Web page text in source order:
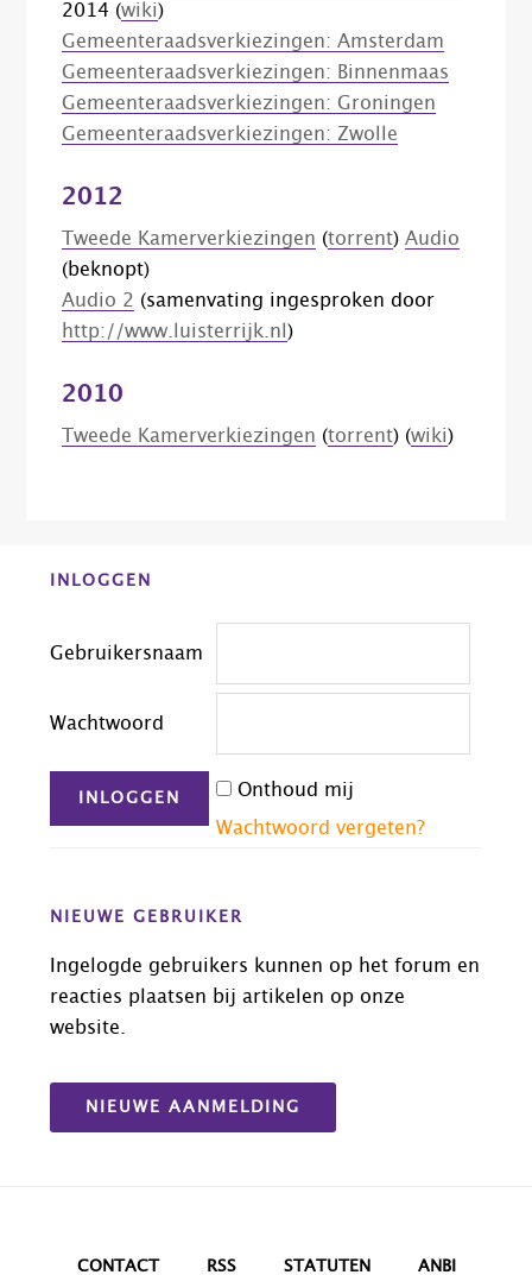
2014 (wiki)
Gemeenteraadsverkiezingen: Amsterdam
Gemeenteraadsverkiezingen: Binnenmaas
Gemeenteraadsverkiezingen: Groningen
Gemeenteraadsverkiezingen: Zwolle
2012
Tweede Kamerverkiezingen (torrent)Audio
(beknopt)
Audio 2 (samenvating ingesproken door
http://www.luisterrijk.nl)
2010
Tweede Kamerverkiezingen (torrent) (wiki)
Before
INLOGGEN
Gebruikersnaam
Wachtwoord
Onthoud mij
Wachtwoord vergeten?
NIEUWE GEBRUIKER
Ingelogde gebruikers kunnen op het forum en
reacties plaatsen bij artikelen op onze
website.
NIEUWE AANMELDING
CONTACT RSS STATUTEN ANBI